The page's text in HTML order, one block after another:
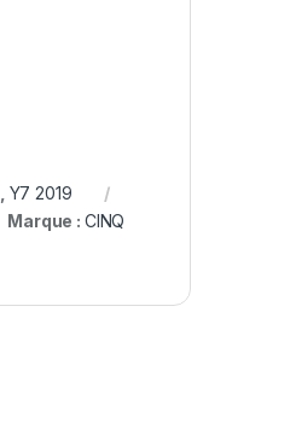
Y7 2019
Marque : CINQ